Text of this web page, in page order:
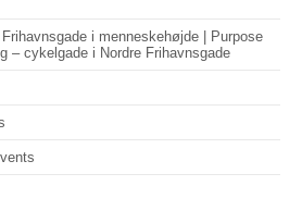
i menneskehøjde | Purpose
– cykelgade i Nordre Frihavnsgade